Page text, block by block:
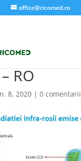
office@ricomed.ro
RO
8, 2020| 0 comentarii